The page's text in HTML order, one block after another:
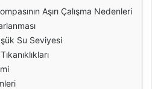
Aşırı Çalışma Nedenleri
Su Seviyesi